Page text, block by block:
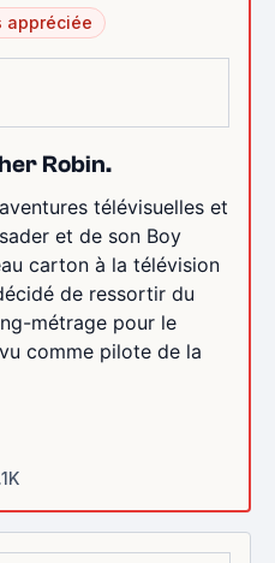
appréciée
Robin.
télévisuelles et
et de son Boy
carton à la télévision
de ressortir du
métrage pour le
comme pilote de la